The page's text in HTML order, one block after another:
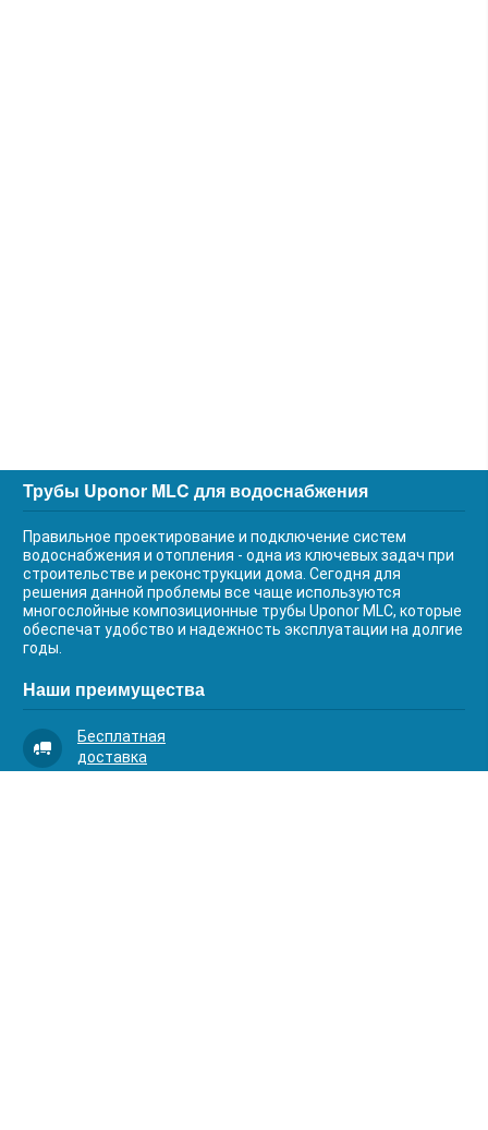
Трубы Uponor MLC для водоснабжения
Правильное проектирование и подключение систем
водоснабжения и отопления - одна из ключевых задач при
строительстве и реконструкции дома. Сегодня для
решения данной проблемы все чаще используются
многослойные композиционные трубы Uponor MLC, которые
обеспечат удобство и надежность эксплуатации на долгие
годы.
Наши преимущества
Бесплатная
доставка